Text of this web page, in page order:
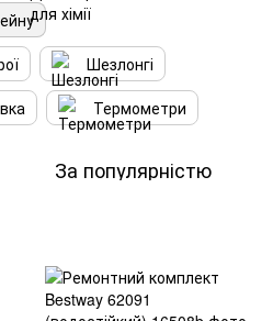
Шезлонгі
Термометри
За популярністю